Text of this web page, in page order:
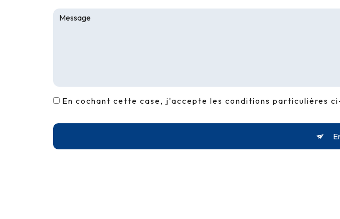
En cochant cette case, j'accepte les conditions particulières